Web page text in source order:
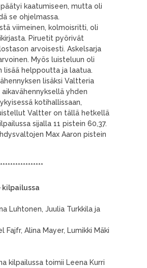
kaatumiseen, mutta oli
se ohjelmassa.
viimeinen, kolmoisritti, oli
Piruetit pyörivät
arvoisesti. Askelsarja
Myös luisteluun oli
lisää helppoutta ja laatua.
lisäksi Valtteria
yhden
kotihallissaan,
Valtter on tällä hetkellä
sijalla 11 pistein 60,37.
Max Aaron pistein
kilpailussa
Luhtonen, Juulia Turkkila ja
Fajfr, Alina Mayer, Lumikki Mäki
kilpailussa toimii Leena Kurri